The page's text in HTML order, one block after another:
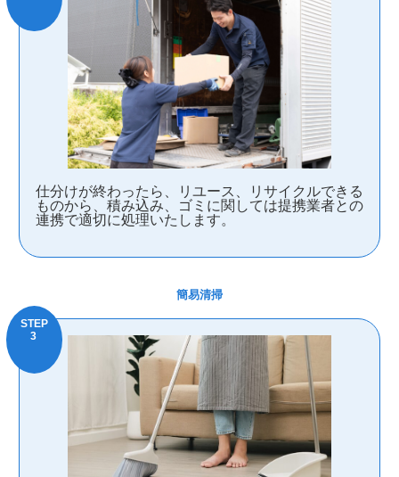
仕分けが終わったら、リユース、リサイクルできる
ものから、積み込み、ゴミに関しては提携業者との
連携で適切に処理いたします。
簡易清掃